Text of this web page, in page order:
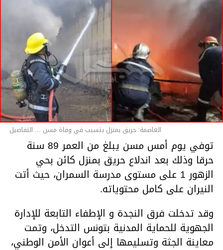
العاصمة: حريق بمنزل يتسبب في وفاة مسن ... التفاصيل
توفي يوم أمس مسن يبلغ من العمر 89 سنة
حرقا وذلك بعد اندلاع حريق بمنزل كائن بحي
الزهور 1 على مستوى مدرسة السمران، حيث أتت
النيران على كامل محتوياته.
وقد تدخلت فرق النجدة و الإطفاء التابعة للإدارة
الجهوية للحماية المدنية بتونس التدخل، وتمت
معاينة الجثة وتسليمها إلى أعوان الأمن الوطني،